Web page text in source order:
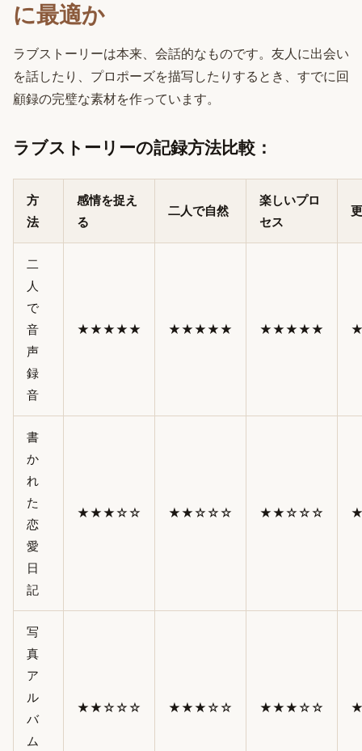
に最適か
ラブストーリーは本来、会話的なものです。友人に出会い
を話したり、プロポーズを描写したりするとき、すでに回
顧録の完璧な素材を作っています。
ラブストーリーの記録方法比較：
方
法
感情を捉え
る
二人で自然
楽しいプロ
セス
二
人
で
音
声
録
音
★★★★★ ★★★★★ ★★★★★
書
か
れ
た
恋
愛
日
記
★★★☆☆ ★★☆☆☆ ★★☆☆☆
写
真
ア
ル
バ
ム
★★☆☆☆ ★★★☆☆ ★★★☆☆